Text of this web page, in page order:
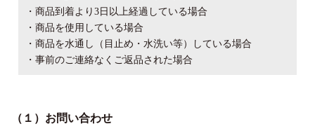
・商品到着より3日以上経過している場合
・商品を使用している場合
・商品を水通し（目止め・水洗い等）している場合
・事前のご連絡なくご返品された場合
（１）お問い合わせ